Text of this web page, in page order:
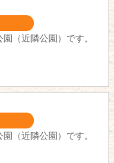
（近隣公園）です。
（近隣公園）です。